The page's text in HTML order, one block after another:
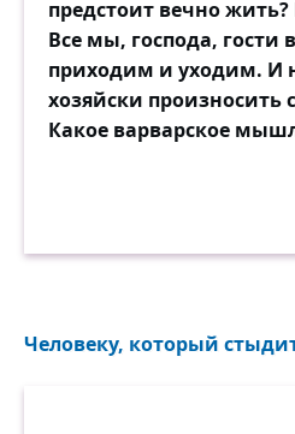
предстоит вечно
Все мы, господа,
приходим и уходим. И
хозяйски произносить
Какое варварское
Человеку, который